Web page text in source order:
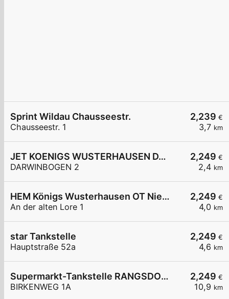
2,239 €
3,7 km
Sprint Wildau Chausseestr.
Chausseestr. 1
2,249 €
2,4 km
JET KOENIGS WUSTERHAUSEN DARWINBOGEN 2
DARWINBOGEN 2
2,249 €
4,0 km
HEM Königs Wusterhausen OT Niederlehme,
An der alten Lore 1
2,249 €
4,6 km
star Tankstelle
Hauptstraße 52a
2,249 €
10,9 km
Supermarkt-Tankstelle RANGSDORF BIRKENWEG 1A
BIRKENWEG 1A